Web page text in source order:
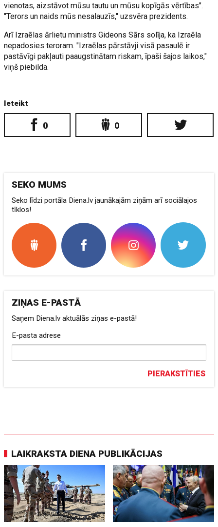
vienotas, aizstāvot mūsu tautu un mūsu kopīgās vērtības".
"Terors un naids mūs nesalauzīs," uzsvēra prezidents.
Arī Izraēlas ārlietu ministrs Gideons Sārs solīja, ka Izraēla
nepadosies teroram. "Izraēlas pārstāvji visā pasaulē ir
pastāvīgi pakļauti paaugstinātam riskam, īpaši šajos laikos,"
viņš piebilda.
Ieteikt
0 0
SEKO MUMS
Seko līdzi portāla Diena.lv jaunākajām ziņām arī sociālajos
tīklos!
ZIŅAS E-PASTĀ
Saņem Diena.lv aktuālās ziņas e-pastā!
E-pasta adrese
PIERAKSTĪTIES
LAIKRAKSTA DIENA PUBLIKĀCIJAS